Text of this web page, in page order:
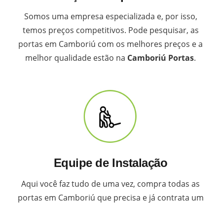
Somos uma empresa especializada e, por isso,
temos preços competitivos. Pode pesquisar, as
portas em Camboriú com os melhores preços e a
melhor qualidade estão na Camboriú Portas.
Equipe de Instalação
Aqui você faz tudo de uma vez, compra todas as
portas em Camboriú que precisa e já contrata um